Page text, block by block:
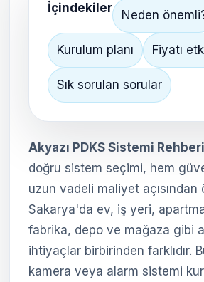
İçindekiler Neden
Kurulum planı Fiyatı
Sık sorulan sorular
Akyazı PDKS Sistemi Rehberi
doğru sistem seçimi, hem
uzun vadeli maliyet açısından
Sakarya'da ev, iş yeri,
fabrika, depo ve mağaza gibi
ihtiyaçlar birbirinden farklıdır.
kamera veya alarm sistemi